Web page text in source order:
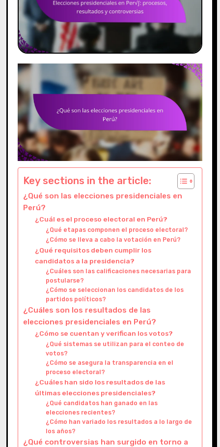
Key sections in the article:
¿Qué son las elecciones presidenciales en
Perú?
¿Cuál es el proceso electoral en Perú?
¿Qué etapas componen el proceso electoral?
¿Cómo se lleva a cabo la votación en Perú?
¿Qué requisitos deben cumplir los
candidatos a la presidencia?
¿Cuáles son las calificaciones necesarias para
postularse?
¿Cómo se seleccionan los candidatos de los
partidos políticos?
¿Cuáles son los resultados de las
elecciones presidenciales en Perú?
¿Cómo se cuentan y verifican los votos?
¿Qué sistemas se utilizan para el conteo de
votos?
¿Cómo se asegura la transparencia en el
proceso electoral?
¿Cuáles han sido los resultados de las
últimas elecciones presidenciales?
¿Qué candidatos han ganado en las
elecciones recientes?
¿Cómo han variado los resultados a lo largo de
los años?
¿Qué controversias han surgido en torno a